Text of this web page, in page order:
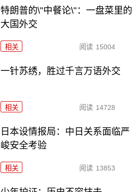
特朗普的\"中餐论\"：一盘菜里的
大国外交
相关 阅读 15004
一针苏绣，胜过千言万语外交
相关 阅读 14728
日本设情报局：中日关系面临严
峻安全考验
相关 阅读 13853